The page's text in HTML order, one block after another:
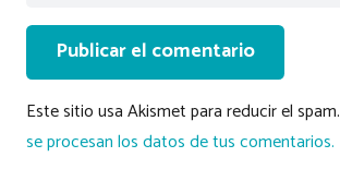
Publicar el comentario
Este sitio usa Akismet para reducir el spam.
se procesan los datos de tus comentarios.